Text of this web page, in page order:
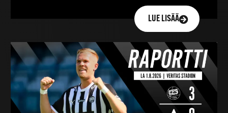
LUE LISÄÄ